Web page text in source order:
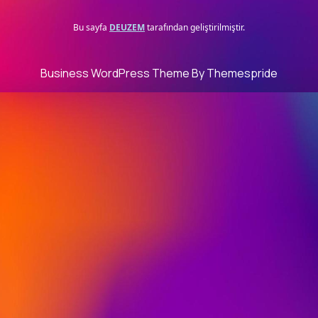
Bu sayfa DEUZEMtarafından geliştirilmiştir.
Business WordPress ThemeBy Themespride